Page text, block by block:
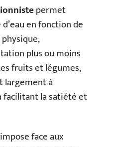
permet
en fonction de
plus ou moins
fruits et légumes,
largement à
facilitant la satiété et
face aux